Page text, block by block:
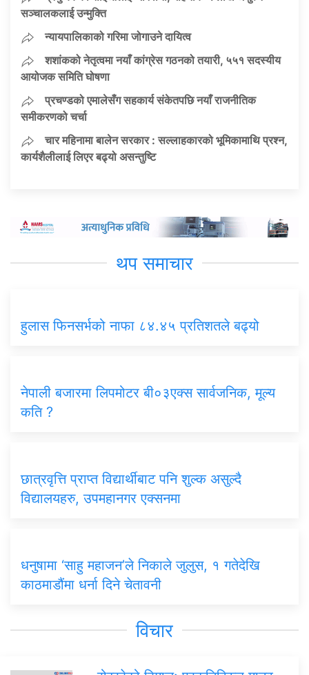
सञ्चालकलाई उन्मुक्ति
न्यायपालिकाको गरिमा जोगाउने दायित्व
शशांकको नेतृत्वमा नयाँ कांग्रेस गठनको तयारी, ५५१ सदस्यीय
आयोजक समिति घोषणा
प्रचण्डको एमालेसँग सहकार्य संकेतपछि नयाँ राजनीतिक
समीकरणको चर्चा
चार महिनामा बालेन सरकार : सल्लाहकारको भूमिकामाथि प्रश्न,
कार्यशैलीलाई लिएर बढ्यो असन्तुष्टि
थप समाचार
हुलास फिनसर्भको नाफा ८४.४५ प्रतिशतले बढ्यो
नेपाली बजारमा लिपमोटर बी०३एक्स सार्वजनिक, मूल्य
कति ?
छात्रवृत्ति प्राप्त विद्यार्थीबाट पनि शुल्क असुल्दै
विद्यालयहरु, उपमहानगर एक्सनमा
धनुषामा ‘साहु महाजन’ले निकाले जुलुस, १ गतेदेखि
काठमाडौंमा धर्ना दिने चेतावनी
विचार